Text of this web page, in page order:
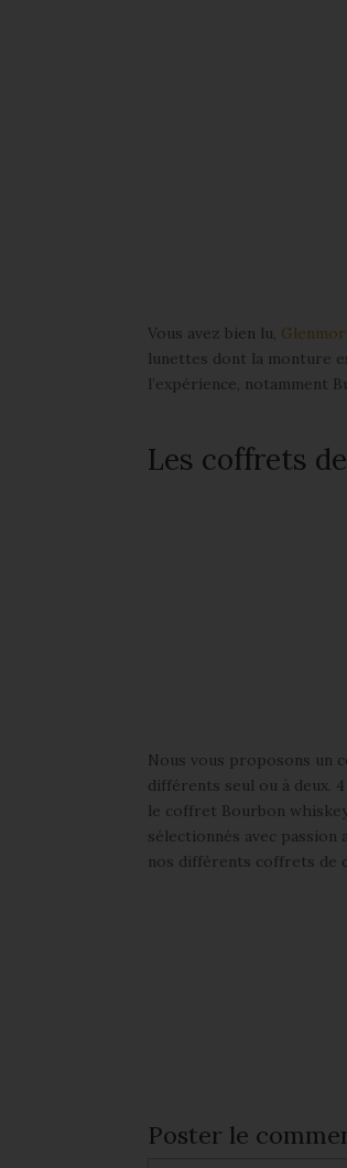
Vous avez bien lu,
lunettes dont la monture
l’expérience, notamment
Les coffrets
Nous vous proposons un
différents seul ou à deux.
le coffret Bourbon
sélectionnés avec
nos différents coffrets de
Poster le